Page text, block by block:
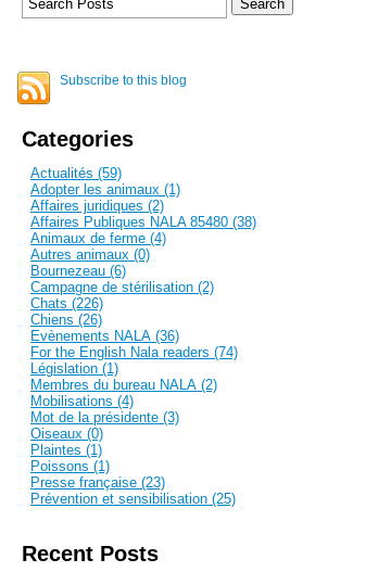
Subscribe to this blog
Categories
Actualités (59)
Adopter les animaux (1)
Affaires juridiques (2)
Affaires Publiques NALA 85480 (38)
Animaux de ferme (4)
Autres animaux (0)
Bournezeau (6)
Campagne de stérilisation (2)
Chats (226)
Chiens (26)
Evènements NALA (36)
For the English Nala readers (74)
Législation (1)
Membres du bureau NALA (2)
Mobilisations (4)
Mot de la présidente (3)
Oiseaux (0)
Plaintes (1)
Poissons (1)
Presse française (23)
Prévention et sensibilisation (25)
Recent Posts